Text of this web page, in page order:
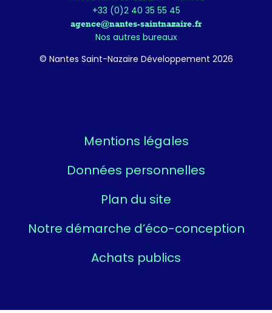
+33 (0)2 40 35 55 45
agence@nantes-saintnazaire.fr
Nos autres bureaux
© Nantes Saint-Nazaire Développement 2026
Mentions légales
Données personnelles
Plan du site
Notre démarche d’éco-conception
Achats publics